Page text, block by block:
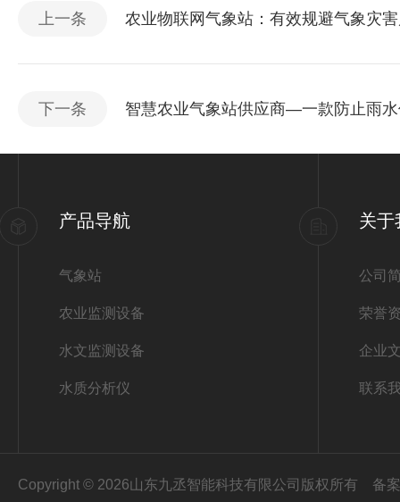
上一条 农业物联网气象站：有效规避气象灾
下一条 智慧农业气象站供应商—一款防止雨
产品导航
气象站
农业监测设备
水文监测设备
水质分析仪
关于
公司
荣誉
企业
联系
Copyright © 2026山东九丞智能科技有限公司版权所有 备